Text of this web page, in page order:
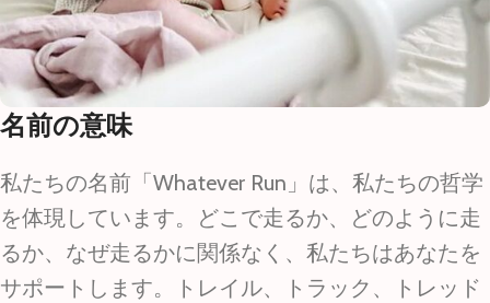
名前の意味
私たちの名前「Whatever Run」は、私たちの哲学
を体現しています。どこで走るか、どのように走
るか、なぜ走るかに関係なく、私たちはあなたを
サポートします。トレイル、トラック、トレッド